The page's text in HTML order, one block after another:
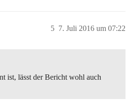
7. Juli 2016 um 07:22
5
ist, lässt der Bericht wohl auch